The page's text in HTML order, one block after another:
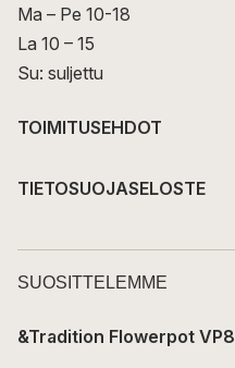
Ma – Pe 10-18
La 10 – 15
Su: suljettu
TOIMITUSEHDOT
TIETOSUOJASELOSTE
SUOSITTELEMME
&Tradition Flowerpot VP8